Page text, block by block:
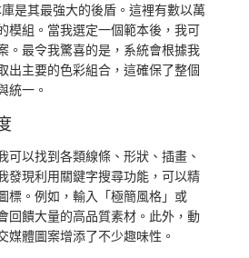
是其最強大的後盾。這裡有數以萬
模組。當我選定一個範本後，我可
。最令我驚喜的是，系統會根據我
出主要的色彩組合，這確保了整個
統一。
可以找到各類線條、形狀、插畫、
發現利用關鍵字搜尋功能，可以精
標。例如，輸入「極簡風格」或
回饋大量的高品質素材。此外，動
媒體圖案增添了不少趣味性。